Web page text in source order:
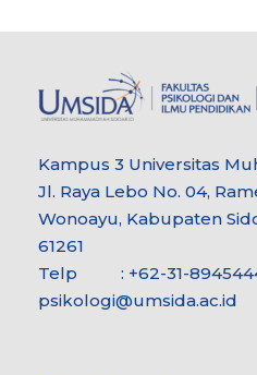
Kampus 3 Universitas
Jl. Raya Lebo No. 04,
Wonoayu, Kabupaten
61261
Telp : +62-31-
psikologi@umsida.ac.id